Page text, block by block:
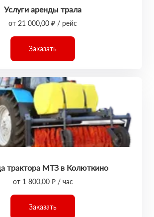
Услуги аренды трала
от 21 000,00 ₽ / рейс
Заказать
трактора МТЗ в Колюткино
от 1 800,00 ₽ / час
Заказать